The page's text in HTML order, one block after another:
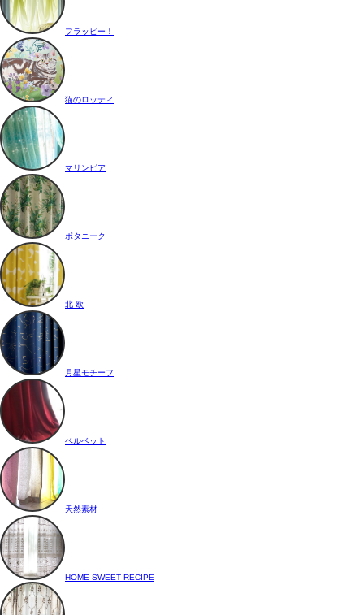
フラッピー！
猫のロッティ
マリンピア
ボタニーク
北 欧
月星モチーフ
ベルベット
天然素材
HOME SWEET RECIPE